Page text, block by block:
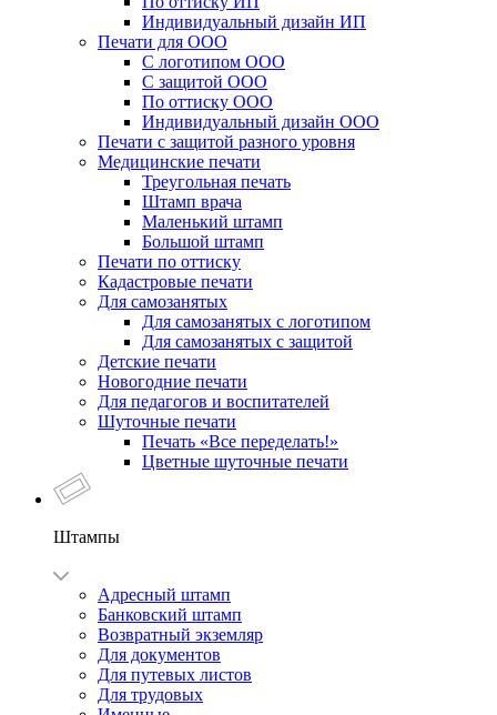
Индивидуальный дизайн ИП
Печати для ООО
С логотипом ООО
С защитой ООО
По оттиску ООО
Индивидуальный дизайн ООО
Печати с защитой разного уровня
Медицинские печати
Треугольная печать
Штамп врача
Маленький штамп
Большой штамп
Печати по оттиску
Кадастровые печати
Для самозанятых
Для самозанятых с логотипом
Для самозанятых с защитой
Детские печати
Новогодние печати
Для педагогов и воспитателей
Шуточные печати
Печать «Все переделать!»
Цветные шуточные печати
Штампы
Адресный штамп
Банковский штамп
Возвратный экземляр
Для документов
Для путевых листов
Для трудовых